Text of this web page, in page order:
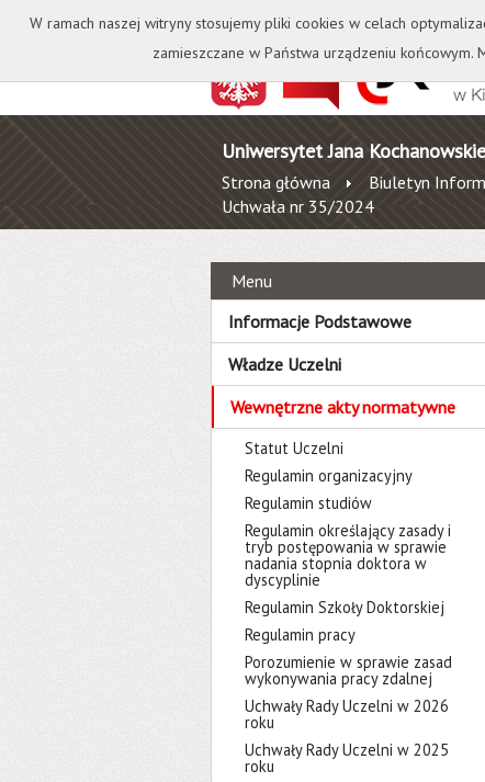
Kontakt Biblioteka
Uniwersytet Jana
Strona główna Biuletyn
Uchwała nr 35/2024
Menu
Informacje Podstawowe
Władze Uczelni
Wewnętrzne akty normatywne
Statut Uczelni
Regulamin organizacyjny
Regulamin studiów
Regulamin określający zasady i
tryb postępowania w sprawie
nadania stopnia doktora w
dyscyplinie
Regulamin Szkoły Doktorskiej
Regulamin pracy
Porozumienie w sprawie zasad
wykonywania pracy zdalnej
Uchwały Rady Uczelni w 2026
roku
Uchwały Rady Uczelni w 2025
roku
W ramach naszej witryny stosujemy pliki cookies w celach
zamieszczane w Państwa urządzeniu końcowym.